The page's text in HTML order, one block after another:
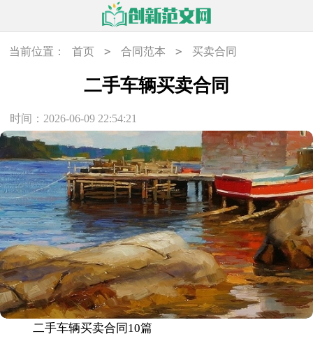
当前位置： 首页 > 合同范本 > 买卖合同
二手车辆买卖合同
时间：2026-06-09 22:54:21
二手车辆买卖合同10篇